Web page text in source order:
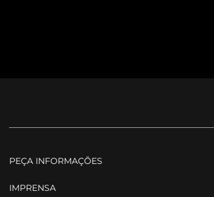
PEÇA INFORMAÇÕES
IMPRENSA